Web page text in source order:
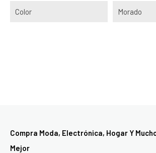
Color Morado
Compra Moda, Electrónica, Hogar Y
Mejor